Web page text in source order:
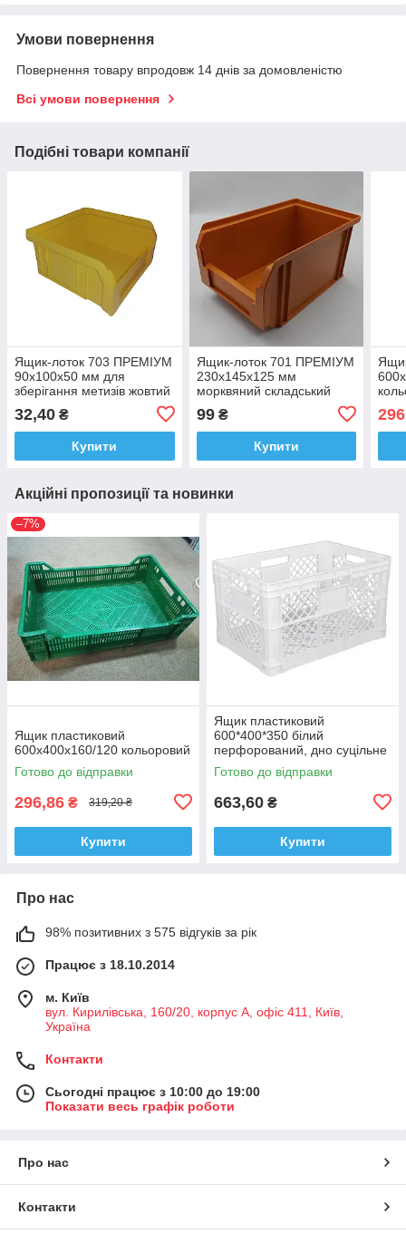
Умови повернення
Повернення товару впродовж 14 днів за домовленістю
Всі умови повернення
Подібні товари компанії
Ящик-лоток 703 ПРЕМІУМ
90х100х50 мм для
зберігання метизів жовтий
32,40 ₴
Купити
Ящик-лоток 701 ПРЕМІУМ
230х145х125 мм
морквяний складський
99₴
Купити
Акційні пропозиції та новинки
–7%
Ящик пластиковий
600х400х160/120 кольоровий
Готово до відправки
296,86 ₴ 319,20 ₴
Купити
Ящик пластиковий
600*400*350 білий
перфорований, дно суцільне
Готово до відправки
663,60 ₴
Купити
Про нас
98% позитивних з 575 відгуків за рік
Працює з 18.10.2014
м. Київ
вул. Кирилівська, 160/20, корпус А, офіс 411, Київ,
Україна
Контакти
Сьогодні працює з 10:00 до 19:00
Показати весь графік роботи
Про нас
Контакти